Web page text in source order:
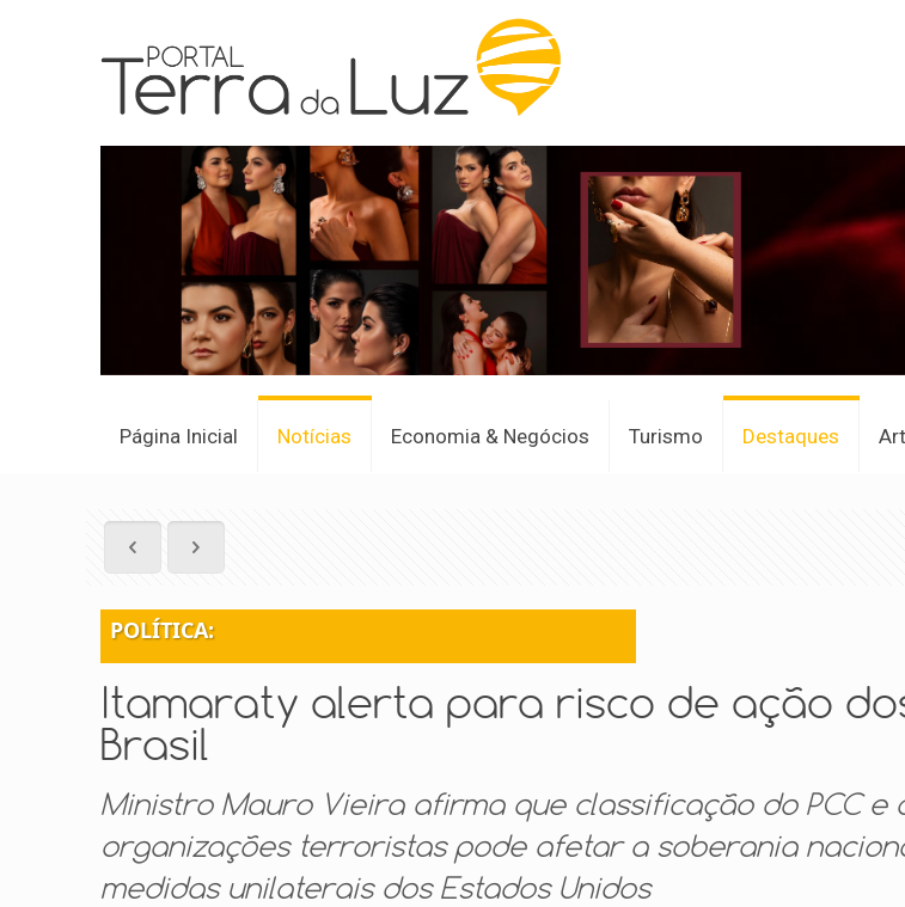
Página Inicial Notícias Economia & Negócios Turismo Destaques
POLÍTICA:
Itamaraty alerta para risco de ação
Brasil
Ministro Mauro Vieira afirma que classificação do PCC e
organizações terroristas pode afetar a soberania
medidas unilaterais dos Estados Unidos